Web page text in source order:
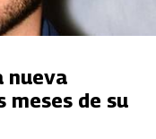
nueva
meses de su